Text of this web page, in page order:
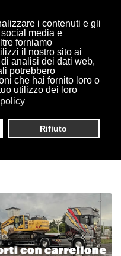
i contenuti e gli
media e
forniamo
il nostro sito ai
analisi dei dati web,
potrebbero
che hai fornito loro o
utilizzo dei loro
Rifiuto